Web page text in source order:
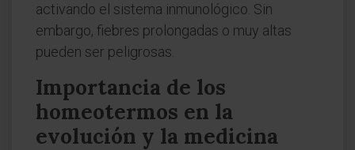
activando el sistema inmunológico. Sin
embargo, fiebres prolongadas o muy altas
pueden ser peligrosas.
Importancia de los
homeotermos en la
evolución y la medicina